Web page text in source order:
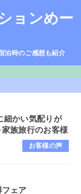
ョンめー
泊時のご感想も紹介
細かい気配りが
族旅行のお客様
お客様の声
ェア